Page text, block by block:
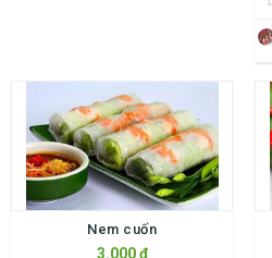
Nem cuốn
3.000 ₫